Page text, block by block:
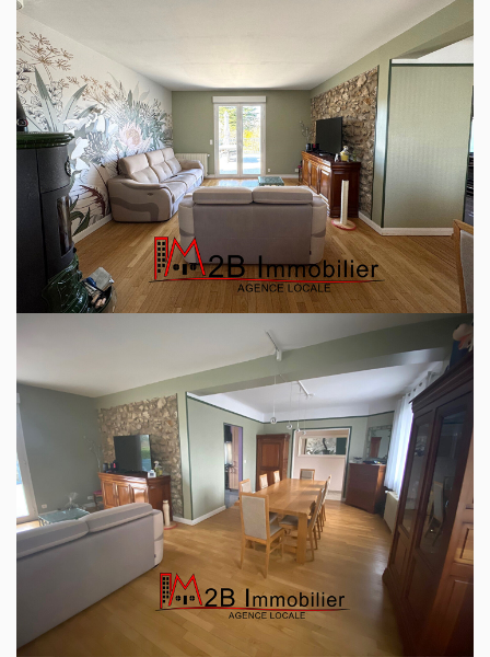
grande terrasse exposée plein ouest surplombant le jardin
paysager.
La cuisine attenante entièrement aménagée et équipée
(Piano Godin y compris) est très fonctionnelle.
Un espace parentale offre une grande chambre avec
placard et une salle de bains aménagée (baignoire et
douche).
Un premier escalier mène au 1er étage est donne sur une
belle pièce palière baignée de lumière, pouvant servir de
bureau ou de pièce de loisirs.
Deux grandes chambres, un dressing et une salle d'eau
avec wc.
Cet étage est idéal pour les enfants.
Le rez-de-jardin est distribué en une chambre, une salle
d'eau, des wc. Une pièce de plus de 25 m² faisant office de